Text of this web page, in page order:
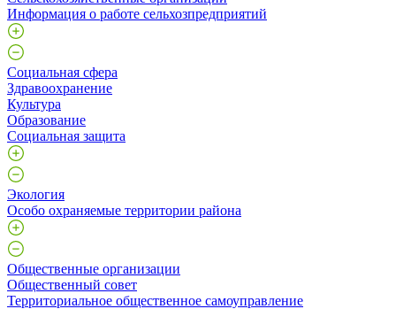
Информация о работе сельхозпредприятий
Социальная сфера
Здравоохранение
Культура
Образование
Социальная защита
Экология
Особо охраняемые территории района
Общественные организации
Общественный совет
Территориальное общественное самоуправление